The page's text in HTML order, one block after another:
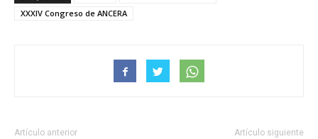
XXXIV Congreso de ANCERA
Artículo anterior Artículo siguiente